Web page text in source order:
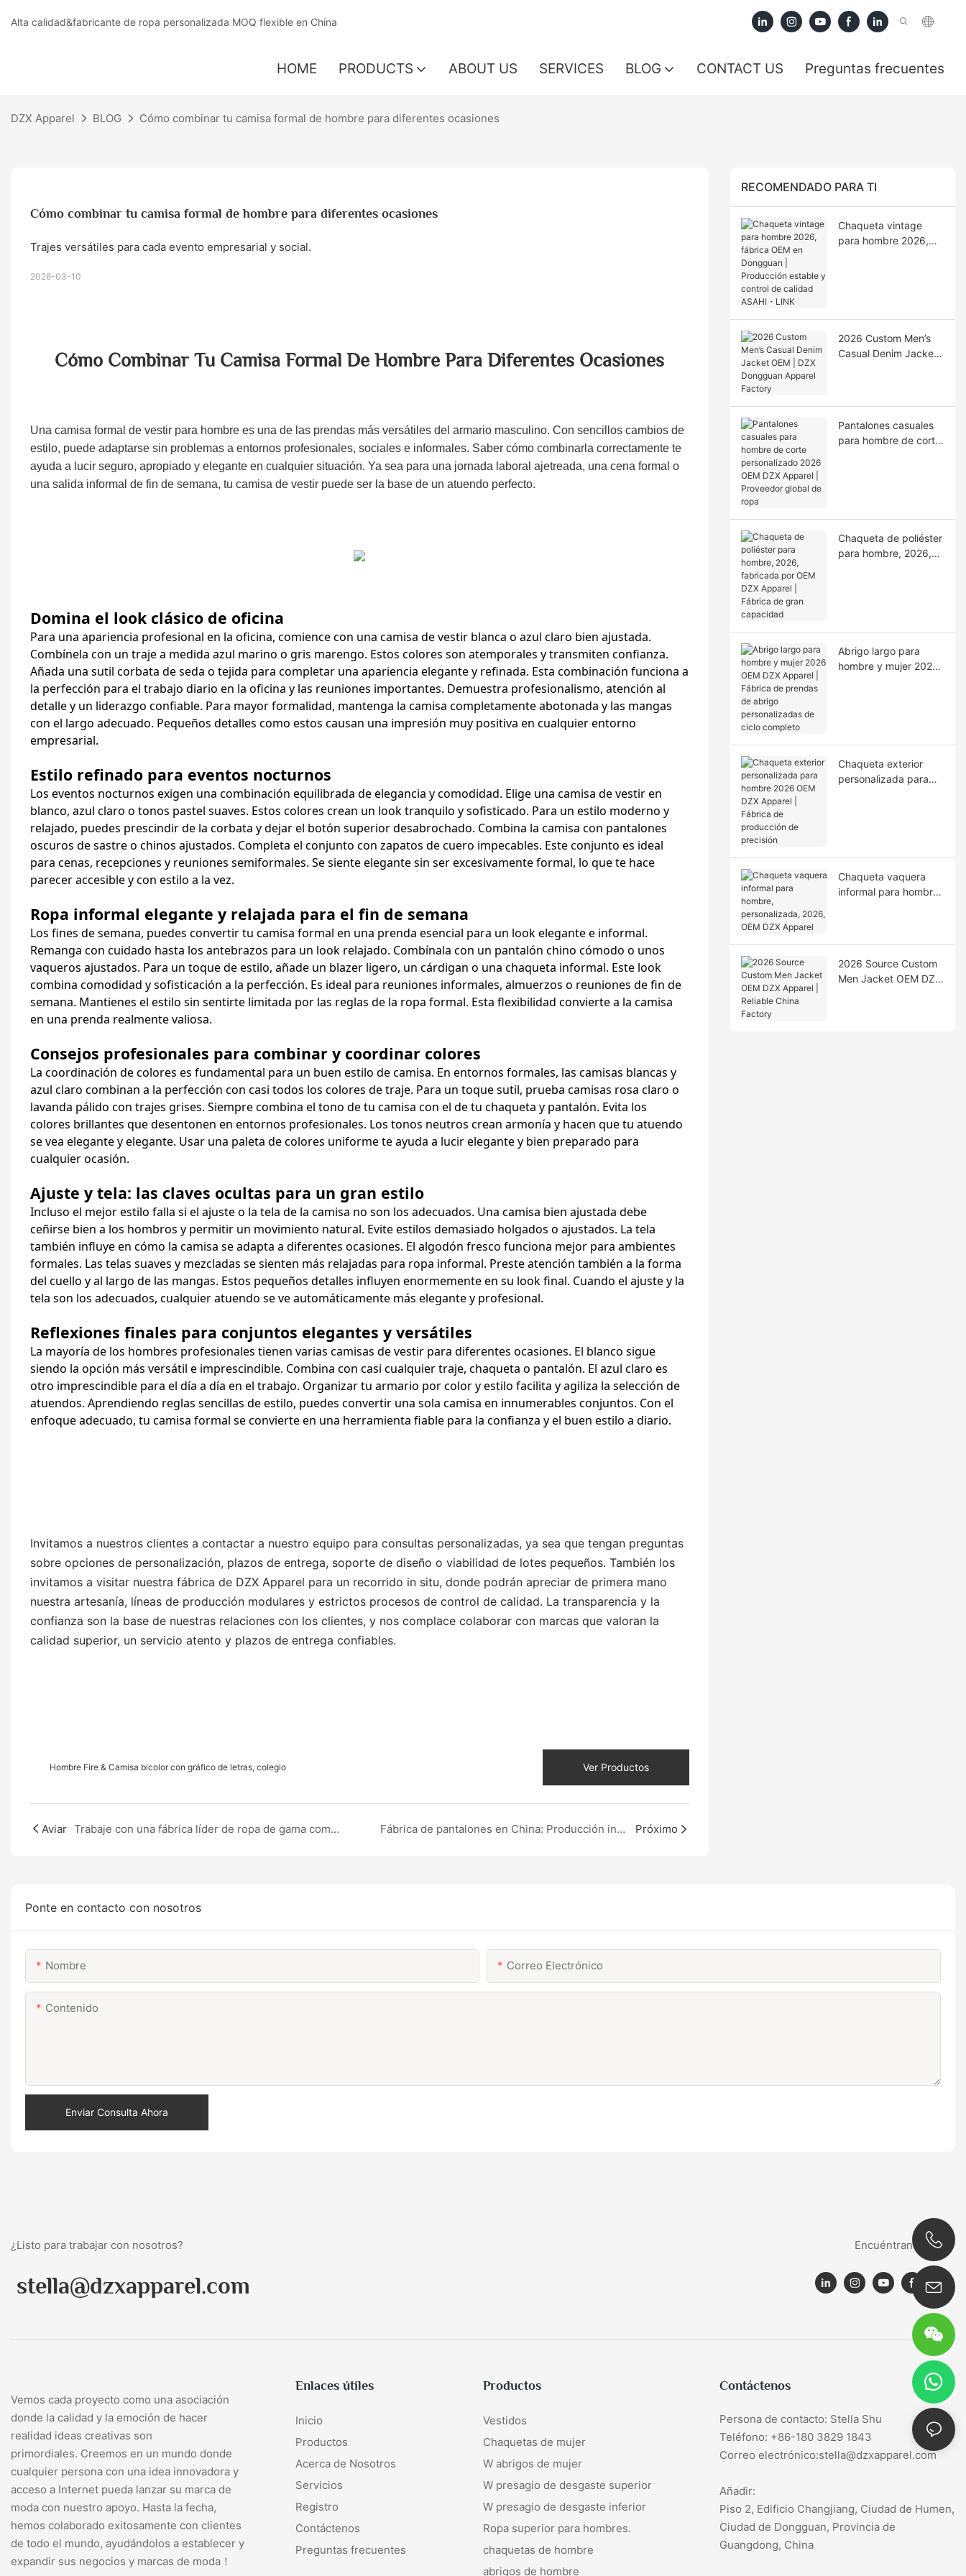
Alta calidad&fabricante de ropa personalizada MOQ flexible en China
HOME PRODUCTS ABOUT US SERVICES BLOG CONTACT US Preguntas frecuentes
DZX Apparel BLOG Cómo combinar tu camisa formal de hombre para diferentes ocasiones
Cómo combinar tu camisa formal de hombre para diferentes ocasiones
Trajes versátiles para cada evento empresarial y social.
2026-03-10
Cómo Combinar Tu Camisa Formal De Hombre Para Diferentes Ocasiones
Una camisa formal de vestir para hombre es una de las prendas más versátiles del armario masculino. Con sencillos cambios de
estilo, puede adaptarse sin problemas a entornos profesionales, sociales e informales. Saber cómo combinarla correctamente te
ayuda a lucir seguro, apropiado y elegante en cualquier situación. Ya sea para una jornada laboral ajetreada, una cena formal o
una salida informal de fin de semana, tu camisa de vestir puede ser la base de un atuendo perfecto.
Domina el look clásico de oficina
Para una apariencia profesional en la oficina, comience con una camisa de vestir blanca o azul claro bien ajustada.
Combínela con un traje a medida azul marino o gris marengo. Estos colores son atemporales y transmiten confianza.
Añada una sutil corbata de seda o tejida para completar una apariencia elegante y refinada. Esta combinación funciona a
la perfección para el trabajo diario en la oficina y las reuniones importantes. Demuestra profesionalismo, atención al
detalle y un liderazgo confiable. Para mayor formalidad, mantenga la camisa completamente abotonada y las mangas
con el largo adecuado. Pequeños detalles como estos causan una impresión muy positiva en cualquier entorno
empresarial.
Estilo refinado para eventos nocturnos
Los eventos nocturnos exigen una combinación equilibrada de elegancia y comodidad. Elige una camisa de vestir en
blanco, azul claro o tonos pastel suaves. Estos colores crean un look tranquilo y sofisticado. Para un estilo moderno y
relajado, puedes prescindir de la corbata y dejar el botón superior desabrochado. Combina la camisa con pantalones
oscuros de sastre o chinos ajustados. Completa el conjunto con zapatos de cuero impecables. Este conjunto es ideal
para cenas, recepciones y reuniones semiformales. Se siente elegante sin ser excesivamente formal, lo que te hace
parecer accesible y con estilo a la vez.
Ropa informal elegante y relajada para el fin de semana
Los fines de semana, puedes convertir tu camisa formal en una prenda esencial para un look elegante e informal.
Remanga con cuidado hasta los antebrazos para un look relajado. Combínala con un pantalón chino cómodo o unos
vaqueros ajustados. Para un toque de estilo, añade un blazer ligero, un cárdigan o una chaqueta informal. Este look
combina comodidad y sofisticación a la perfección. Es ideal para reuniones informales, almuerzos o reuniones de fin de
semana. Mantienes el estilo sin sentirte limitada por las reglas de la ropa formal. Esta flexibilidad convierte a la camisa
en una prenda realmente valiosa.
Consejos profesionales para combinar y coordinar colores
La coordinación de colores es fundamental para un buen estilo de camisa. En entornos formales, las camisas blancas y
azul claro combinan a la perfección con casi todos los colores de traje. Para un toque sutil, prueba camisas rosa claro o
lavanda pálido con trajes grises. Siempre combina el tono de tu camisa con el de tu chaqueta y pantalón. Evita los
colores brillantes que desentonen en entornos profesionales. Los tonos neutros crean armonía y hacen que tu atuendo
se vea elegante y elegante. Usar una paleta de colores uniforme te ayuda a lucir elegante y bien preparado para
cualquier ocasión.
Ajuste y tela: las claves ocultas para un gran estilo
Incluso el mejor estilo falla si el ajuste o la tela de la camisa no son los adecuados. Una camisa bien ajustada debe
ceñirse bien a los hombros y permitir un movimiento natural. Evite estilos demasiado holgados o ajustados. La tela
también influye en cómo la camisa se adapta a diferentes ocasiones. El algodón fresco funciona mejor para ambientes
formales. Las telas suaves y mezcladas se sienten más relajadas para ropa informal. Preste atención también a la forma
del cuello y al largo de las mangas. Estos pequeños detalles influyen enormemente en su look final. Cuando el ajuste y la
tela son los adecuados, cualquier atuendo se ve automáticamente más elegante y profesional.
Reflexiones finales para conjuntos elegantes y versátiles
La mayoría de los hombres profesionales tienen varias camisas de vestir para diferentes ocasiones. El blanco sigue
siendo la opción más versátil e imprescindible. Combina con casi cualquier traje, chaqueta o pantalón. El azul claro es
otro imprescindible para el día a día en el trabajo. Organizar tu armario por color y estilo facilita y agiliza la selección de
atuendos. Aprendiendo reglas sencillas de estilo, puedes convertir una sola camisa en innumerables conjuntos. Con el
enfoque adecuado, tu camisa formal se convierte en una herramienta fiable para la confianza y el buen estilo a diario.
Invitamos a nuestros clientes a contactar a nuestro equipo para consultas personalizadas, ya sea que tengan preguntas
sobre opciones de personalización, plazos de entrega, soporte de diseño o viabilidad de lotes pequeños. También los
invitamos a visitar nuestra fábrica de DZX Apparel para un recorrido in situ, donde podrán apreciar de primera mano
nuestra artesanía, líneas de producción modulares y estrictos procesos de control de calidad. La transparencia y la
confianza son la base de nuestras relaciones con los clientes, y nos complace colaborar con marcas que valoran la
calidad superior, un servicio atento y plazos de entrega confiables.
Hombre Fire & Camisa bicolor con gráfico de letras, colegio Ver Productos
Aviar Trabaje con una fábrica líder de ropa de gama completa de China para su marca Fábrica de pantalones en China: Producción integral para socios globales Próximo
RECOMENDADO PARA TI
Chaqueta vintage
para hombre 2026,
2026 Custom Men’s
Casual Denim Jacket
Pantalones casuales
para hombre de corte
Chaqueta de poliéster
para hombre, 2026,
Abrigo largo para
hombre y mujer 2026
Chaqueta exterior
personalizada para
Chaqueta vaquera
informal para hombre,
2026 Source Custom
Men Jacket OEM DZX
Ponte en contacto con nosotros
Nombre Correo Electrónico
Contenido
Enviar Consulta Ahora
¿Listo para trabajar con nosotros?
stella@dzxapparel.com
Encuéntranos aquí:
Vemos cada proyecto como una asociación
donde la calidad y la emoción de hacer
realidad ideas creativas son
primordiales. Creemos en un mundo donde
cualquier persona con una idea innovadora y
acceso a Internet pueda lanzar su marca de
moda con nuestro apoyo. Hasta la fecha,
hemos colaborado exitosamente con clientes
de todo el mundo, ayudándolos a establecer y
expandir sus negocios y marcas de moda！
Enlaces útiles
Inicio
Productos
Acerca de Nosotros
Servicios
Registro
Contáctenos
Preguntas frecuentes
Productos
Vestidos
Chaquetas de mujer
W abrigos de mujer
W presagio de desgaste superior
W presagio de desgaste inferior
Ropa superior para hombres.
chaquetas de hombre
abrigos de hombre
Contáctenos
Persona de contacto: Stella Shu
Teléfono: +86-180 3829 1843
Correo electrónico:stella@dzxapparel.com
Añadir:
Piso 2, Edificio Changjiang, Ciudad de Humen,
Ciudad de Dongguan, Provincia de
Guangdong, China